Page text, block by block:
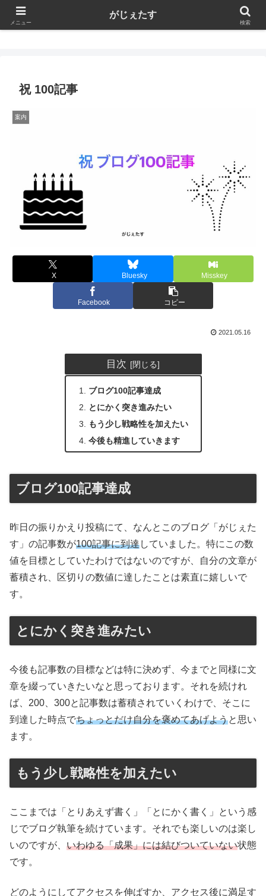
がじぇたす
祝 100記事
案内
X Bluesky Misskey
Facebook コピー
2021.05.16
目次
ブログ100記事達成
とにかく突き進みたい
もう少し戦略性を加えたい
今後も精進していきます
ブログ100記事達成
昨日の振りかえり投稿にて、なんとこのブログ「がじぇた
す」の記事数が100記事に到達していました。特にこの数
値を目標としていたわけではないのですが、自分の文章が
蓄積され、区切りの数値に達したことは素直に嬉しいで
す。
とにかく突き進みたい
今後も記事数の目標などは特に決めず、今までと同様に文
章を綴っていきたいなと思っております。それを続けれ
ば、200、300と記事数は蓄積されていくわけで、そこに
到達した時点でちょっとだけ自分を褒めてあげようと思い
ます。
もう少し戦略性を加えたい
ここまでは「とりあえず書く」「とにかく書く」という感
じでブログ執筆を続けています。それでも楽しいのは楽し
いのですが、 いわゆる「成果」には結びついていない状態
です。
どのようにしてアクセスを伸ばすか、アクセス後に満足す
メニュー
がじぇたす
検索